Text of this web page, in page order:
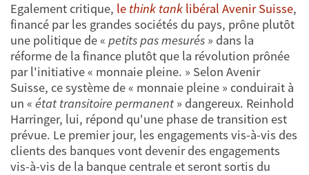
Egalement critique, le think tank libéral Avenir Suisse,
financé par les grandes sociétés du pays, prône plutôt
une politique de « petits pas mesurés » dans la
réforme de la finance plutôt que la révolution prônée
par l'initiative « monnaie pleine. » Selon Avenir
Suisse, ce système de « monnaie pleine » conduirait à
un « état transitoire permanent» dangereux. Reinhold
Harringer, lui, répond qu'une phase de transition est
prévue. Le premier jour, les engagements vis-à-vis des
clients des banques vont devenir des engagements
vis-à-vis de la banque centrale et seront sortis du